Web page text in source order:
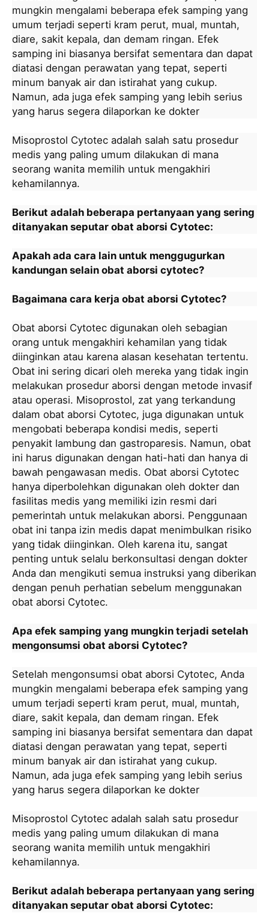
mungkin mengalami beberapa efek samping yang
umum terjadi seperti kram perut, mual, muntah,
diare, sakit kepala, dan demam ringan. Efek
samping ini biasanya bersifat sementara dan dapat
diatasi dengan perawatan yang tepat, seperti
minum banyak air dan istirahat yang cukup.
Namun, ada juga efek samping yang lebih serius
yang harus segera dilaporkan ke dokter
Misoprostol Cytotec adalah salah satu prosedur
medis yang paling umum dilakukan di mana
seorang wanita memilih untuk mengakhiri
kehamilannya.
Berikut adalah beberapa pertanyaan yang sering
ditanyakan seputar obat aborsi Cytotec:
Apakah ada cara lain untuk menggugurkan
kandungan selain obat aborsi cytotec?
Bagaimana cara kerja obat aborsi Cytotec?
Obat aborsi Cytotec digunakan oleh sebagian
orang untuk mengakhiri kehamilan yang tidak
diinginkan atau karena alasan kesehatan tertentu.
Obat ini sering dicari oleh mereka yang tidak ingin
melakukan prosedur aborsi dengan metode invasif
atau operasi. Misoprostol, zat yang terkandung
dalam obat aborsi Cytotec, juga digunakan untuk
mengobati beberapa kondisi medis, seperti
penyakit lambung dan gastroparesis. Namun, obat
ini harus digunakan dengan hati-hati dan hanya di
bawah pengawasan medis. Obat aborsi Cytotec
hanya diperbolehkan digunakan oleh dokter dan
fasilitas medis yang memiliki izin resmi dari
pemerintah untuk melakukan aborsi. Penggunaan
obat ini tanpa izin medis dapat menimbulkan risiko
yang tidak diinginkan. Oleh karena itu, sangat
penting untuk selalu berkonsultasi dengan dokter
Anda dan mengikuti semua instruksi yang diberikan
dengan penuh perhatian sebelum menggunakan
obat aborsi Cytotec.
Apa efek samping yang mungkin terjadi setelah
mengonsumsi obat aborsi Cytotec?
Setelah mengonsumsi obat aborsi Cytotec, Anda
mungkin mengalami beberapa efek samping yang
umum terjadi seperti kram perut, mual, muntah,
diare, sakit kepala, dan demam ringan. Efek
samping ini biasanya bersifat sementara dan dapat
diatasi dengan perawatan yang tepat, seperti
minum banyak air dan istirahat yang cukup.
Namun, ada juga efek samping yang lebih serius
yang harus segera dilaporkan ke dokter
Misoprostol Cytotec adalah salah satu prosedur
medis yang paling umum dilakukan di mana
seorang wanita memilih untuk mengakhiri
kehamilannya.
Berikut adalah beberapa pertanyaan yang sering
ditanyakan seputar obat aborsi Cytotec: